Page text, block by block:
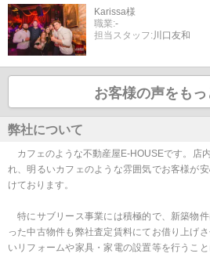
Karissa様
職業:-
担当スタッフ: 川口友和
お客様の声をもっ
弊社について
カフェのような不動産屋E-HOUSEです。店
れ、明るいカフェのような雰囲気でお客様が
けております。
特にサブリース事業には積極的で、新築物
った中古物件も弊社査定賃料にてお借り上げ
いリフォームや家具・家電の設置等を行うこ